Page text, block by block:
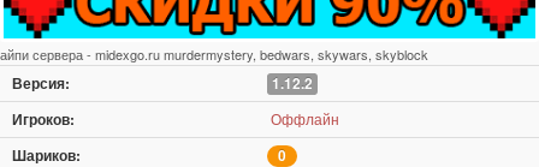
айпи сервера - midexgo.ru murdermystery, bedwars, skywars, skyblock
1.12.2
Оффлайн
0